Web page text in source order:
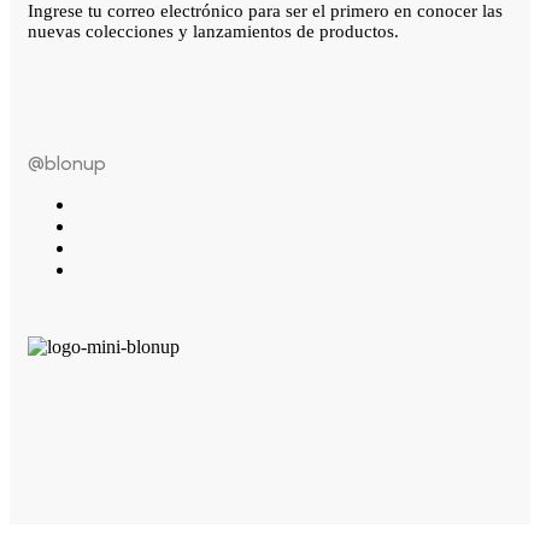
Ingrese tu correo electrónico para ser el primero en conocer las
nuevas colecciones y lanzamientos de productos.
@blonup